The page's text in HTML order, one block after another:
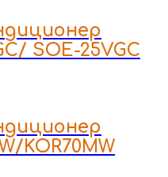
SOE-25VGC
KOR70MW